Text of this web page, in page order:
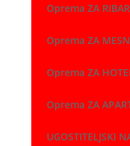
Oprema ZA
Oprema ZA
Oprema ZA
Oprema ZA
UGOSTITELJSKI